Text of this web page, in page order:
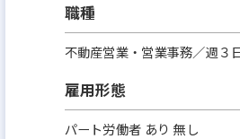
職種
不動産営業・営業事務／週３
雇用形態
パート労働者 あり 無し